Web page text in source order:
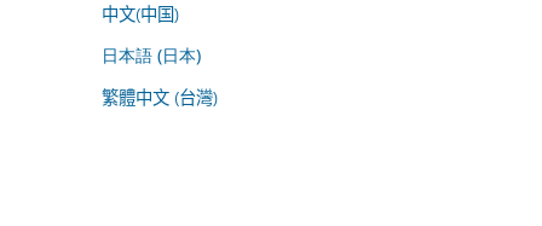
中文(中国)
日本語 (日本)
繁體中文 (台灣)